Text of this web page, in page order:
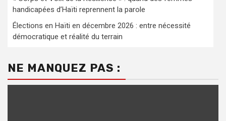
handicapées d’Haïti reprennent la parole
Élections en Haïti en décembre 2026 : entre nécessité
démocratique et réalité du terrain
NE MANQUEZ PAS :